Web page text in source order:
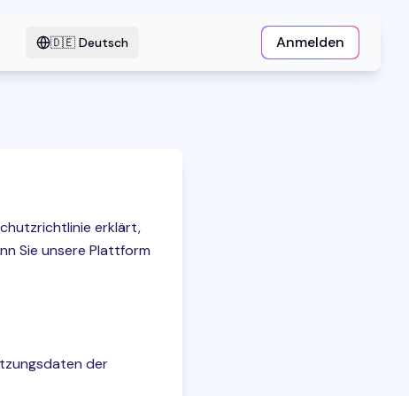
🇩🇪 Deutsch Anmelden
erklärt,
Sie unsere Plattform
der